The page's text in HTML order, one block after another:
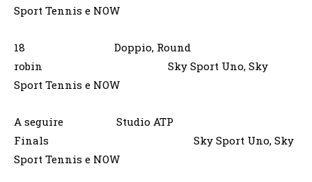
Sport Tennis e NOW
18 Doppio, Round
robin Sky Sport Uno, Sky
Sport Tennis e NOW
A seguire Studio ATP
Finals Sky Sport Uno, Sky
Sport Tennis e NOW